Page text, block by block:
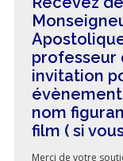
professeur
invitation
nom
film ( si
Merci de votre